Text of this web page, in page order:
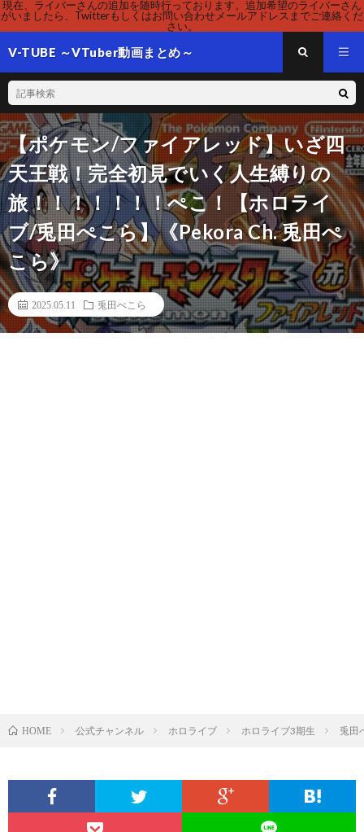
現在、ライバーさんの追加を随時行っております。追加希望のライバーさん
がいましたら、Twitterもしくはお問い合わせメールアドレスまでご連絡くだ
さい。
V-TUBE ～VTuber動画まとめ～
【ポケモン/ファイアレッド】いざ四
天王戦！完全初見でいく人生縛りの
旅！！！！！！！ぺこ！【ホロライ
ブ/兎田ぺこら】《Pekora Ch. 兎田ぺ
こら》
2025.05.11 兎田ぺこら
HOME 公式チャンネル ホロライブ ホロライブ3期生 兎田